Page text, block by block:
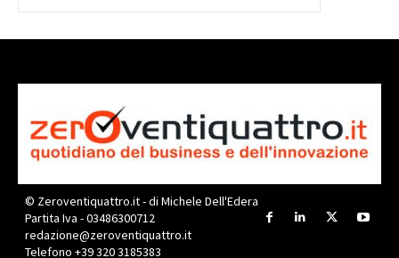
© Zeroventiquattro.it - di Michele Dell'Edera
Partita Iva - 03486300712
redazione@zeroventiquattro.it
Telefono +39 320 3185383